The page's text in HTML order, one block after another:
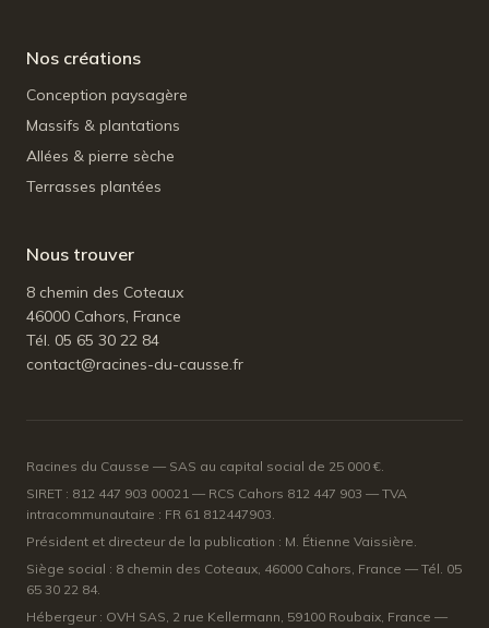
Nos créations
Conception paysagère
Massifs & plantations
Allées & pierre sèche
Terrasses plantées
Nous trouver
8 chemin des Coteaux
46000 Cahors, France
Tél. 05 65 30 22 84
contact@racines-du-causse.fr
Racines du Causse — SAS au capital social de 25 000 €.
SIRET : 812 447 903 00021 — RCS Cahors 812 447 903 — TVA
intracommunautaire : FR 61 812447903.
Président et directeur de la publication : M. Étienne Vaissière.
Siège social : 8 chemin des Coteaux, 46000 Cahors, France — Tél. 05
65 30 22 84.
Hébergeur : OVH SAS, 2 rue Kellermann, 59100 Roubaix, France —